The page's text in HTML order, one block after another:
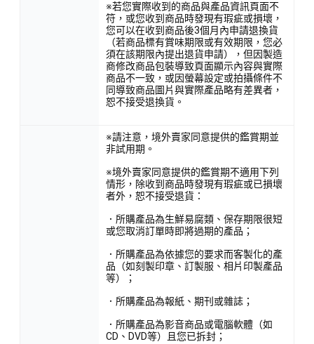
※若您實際收到的商品與產品資訊頁面不
符，或您收到商品時發現有瑕疵或損壞，
您可以在收到商品後3個月內申請退換貨
（若商品標有賞味期限或有效期限，您必
須在該期限內提出退貨申請），但因製造
商修改商品包裝導致頁面顯示內容與實際
商品不一致，或因螢幕設定或拍攝條件不
同導致商品圖片與實際產品略有差異者，
恕不接受退換貨。
※請注意，境外賣家同意提供的鑑賞期並
非試用期。
※境外賣家同意提供的鑑賞期不適用下列
情形，除收到商品時發現有瑕疵或已損壞
者外，恕不接受退貨：
．所購產品為生鮮易腐類、保存期限很短
或您取消訂單時即將過期的產品；
．所購產品為依據您的要求而客製化的產
品（如刻製印章、訂製服、相片印製產品
等）；
．所購產品為報紙、期刊或雜誌；
．所購產品為影音商品或電腦軟體（如
CD、DVD等）且您已拆封；